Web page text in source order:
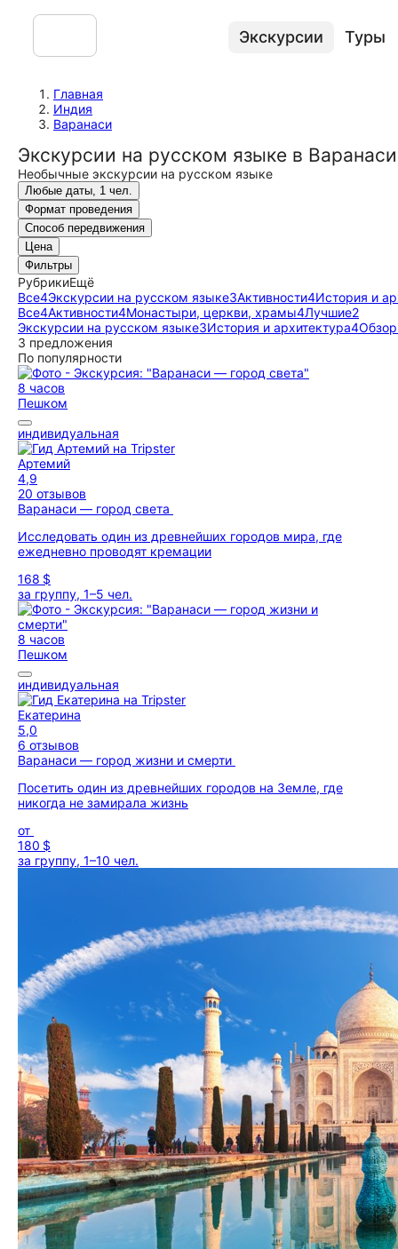
Экскурсии Туры
Главная
Индия
Варанаси
Экскурсии на русском языке в Варанаси
Необычные экскурсии на русском языке
Любые даты, 1 чел.
Формат проведения
Способ передвижения
Цена
Фильтры
РубрикиЕщё
Все4Экскурсии на русском языке3Активности4История и
Все4Активности4Монастыри, церкви, храмы4Лучшие2
Экскурсии на русском языке3История и архитектура4
3 предложения
По популярности
8 часов
Пешком
индивидуальная
Артемий
4,9
20 отзывов
Варанаси — город света
Исследовать один из древнейших городов мира, где
ежедневно проводят кремации
168 $
за группу, 1–5 чел.
8 часов
Пешком
индивидуальная
Екатерина
5,0
6 отзывов
Варанаси — город жизни и смерти
Посетить один из древнейших городов на Земле, где
никогда не замирала жизнь
от
180 $
за группу, 1–10 чел.